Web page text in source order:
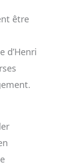
être
d’Henri